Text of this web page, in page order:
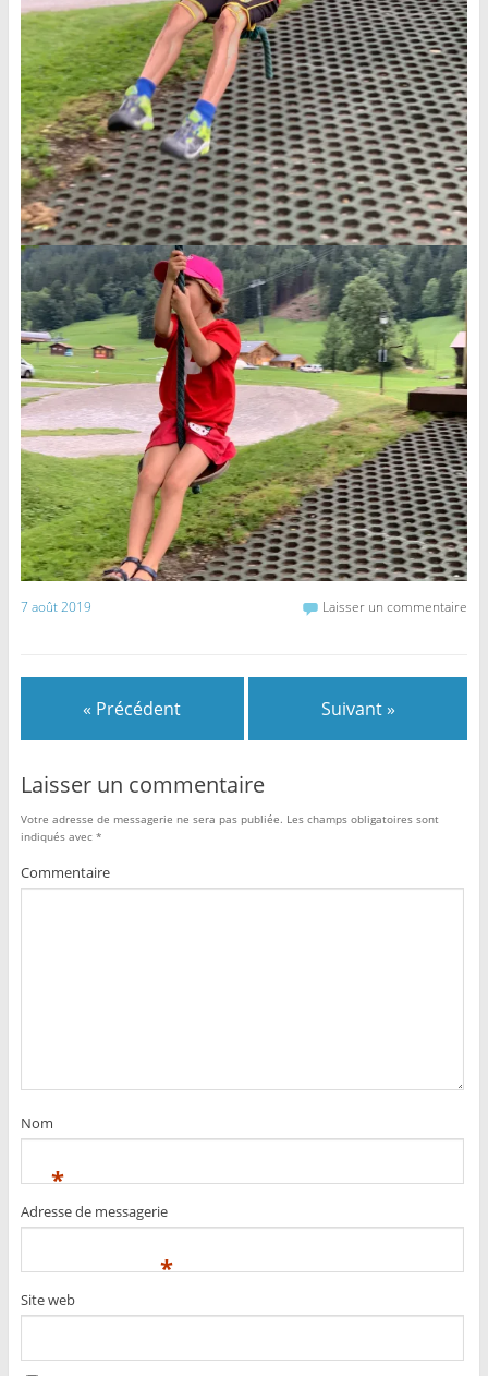
7 août 2019 Laisser un commentaire
« Précédent Suivant »
Laisser un commentaire
Votre adresse de messagerie ne sera pas publiée. Les champs obligatoires sont
indiqués avec *
Commentaire
Nom
*
Adresse de messagerie
*
Site web